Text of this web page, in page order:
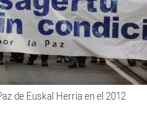
de Euskal Herria en el 2012